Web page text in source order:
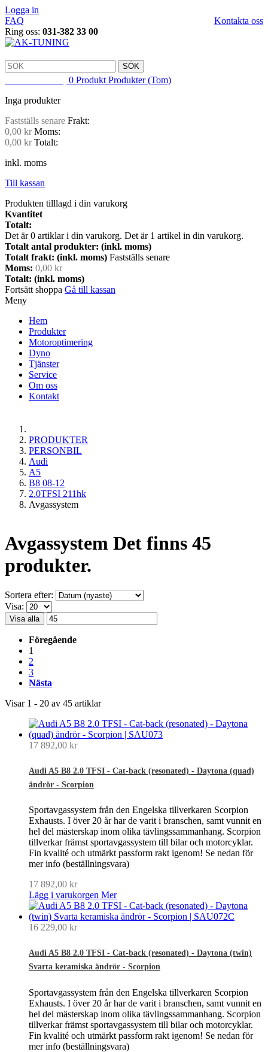
Logga in
Kontakta oss
FAQ
Ring oss: 031-382 33 00
SÖK
0 Produkt Produkter (Tom)
Inga produkter
Fastställs senare Frakt:
0,00 kr Moms:
0,00 kr Totalt:
inkl. moms
Till kassan
Produkten tilllagd i din varukorg
Kvantitet
Totalt:
Det är0 artiklar i din varukorg. Det är 1 artikel in din varukorg.
Totalt antal produkter: (inkl. moms)
Totalt frakt: (inkl. moms) Fastställs senare
Moms: 0,00 kr
Totalt: (inkl. moms)
Fortsätt shoppa Gå till kassan
Meny
Hem
Produkter
Motoroptimering
Dyno
Tjänster
Service
Om oss
Kontakt
PRODUKTER
PERSONBIL
Audi
A5
B8 08-12
2.0TFSI 211hk
Avgassystem
Avgassystem Det finns 45
produkter.
Sortera efter:
Visa:
Visa alla
Föregående
1
2
3
Nästa
Visar 1 - 20 av 45 artiklar
17 892,00 kr
Audi A5 B8 2.0 TFSI - Cat-back (resonated) - Daytona (quad)
ändrör - Scorpion
Sportavgassystem från den Engelska tillverkaren Scorpion
Exhausts. I över 20 år har de varit i branschen, samt vunnit en
hel del mästerskap inom olika tävlingssammanhang. Scorpion
tillverkar främst sportavgassystem till bilar och motorcyklar.
Fin kvalité och utmärkt passform rakt igenom! Se nedan för
mer info (beställningsvara)
17 892,00 kr
Lägg i varukorgen Mer
16 229,00 kr
Audi A5 B8 2.0 TFSI - Cat-back (resonated) - Daytona (twin)
Svarta keramiska ändrör - Scorpion
Sportavgassystem från den Engelska tillverkaren Scorpion
Exhausts. I över 20 år har de varit i branschen, samt vunnit en
hel del mästerskap inom olika tävlingssammanhang. Scorpion
tillverkar främst sportavgassystem till bilar och motorcyklar.
Fin kvalité och utmärkt passform rakt igenom! Se nedan för
mer info (beställningsvara)